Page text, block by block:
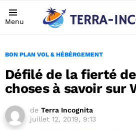
Menu
BON PLAN VOL & HÉBÉRGEMENT
Défilé de la fierté
choses à savoir sur
de Terra Incognita
juillet 12, 2019, 9:13